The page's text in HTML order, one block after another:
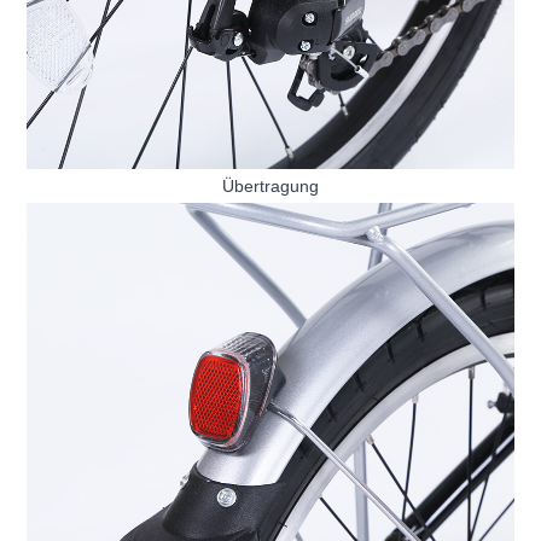
Übertragung